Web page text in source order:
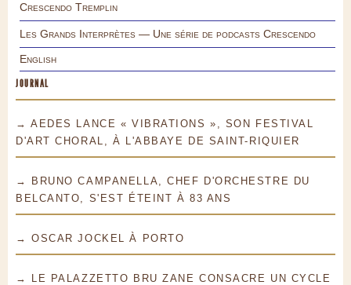
Crescendo Tremplin
Les Grands Interprètes — Une série de podcasts Crescendo
English
JOURNAL
→ AEDES LANCE « VIBRATIONS », SON FESTIVAL
D'ART CHORAL, À L'ABBAYE DE SAINT-RIQUIER
→ BRUNO CAMPANELLA, CHEF D'ORCHESTRE DU
BELCANTO, S'EST ÉTEINT À 83 ANS
→ OSCAR JOCKEL À PORTO
→ LE PALAZZETTO BRU ZANE CONSACRE UN CYCLE